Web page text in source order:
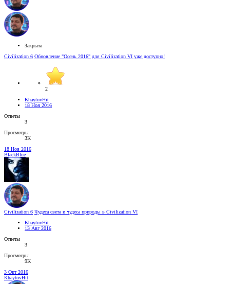
Закрыта
Civilization 6 Обновление "Осень 2016" для Civilization VI уже доступно!
2
KhaytovHit
18 Ноя 2016
Ответы
3
Просмотры
3K
18 Ноя 2016
BlackBlue
Civilization 6 Чудеса света и чудеса природы в Civilization VI
KhaytovHit
13 Авг 2016
Ответы
3
Просмотры
9K
3 Окт 2016
KhaytovHit